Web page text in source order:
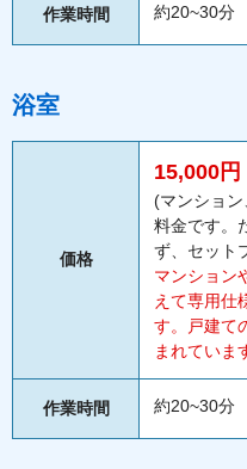
作業時間 約20~30分
浴室
価格
15,000円
(マンショ
料金です。
ず、セット
マンション
えて専用仕
す。戸建て
まれていま
作業時間 約20~30分